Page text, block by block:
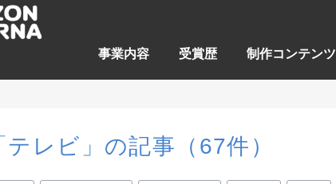
事業内容 受賞歴 制作コンテンツ
レビ」の記事（67件）